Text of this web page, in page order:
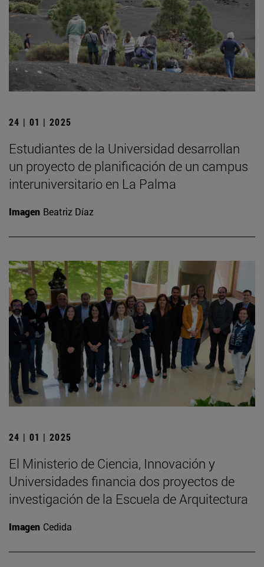
24 | 01 | 2025
Estudiantes de la Universidad desarrollan
un proyecto de planificación de un campus
interuniversitario en La Palma
Imagen Beatriz Díaz
24 | 01 | 2025
El Ministerio de Ciencia, Innovación y
Universidades financia dos proyectos de
investigación de la Escuela de Arquitectura
Imagen Cedida